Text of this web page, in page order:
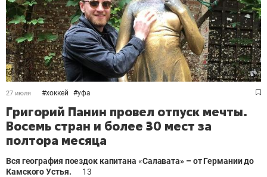
27 июля #хоккей #уфа
Григорий Панин провел отпуск мечты.
Восемь стран и более 30 мест за
полтора месяца
Вся география поездок капитана «Салавата» – от Германии до
Камского Устья.
13